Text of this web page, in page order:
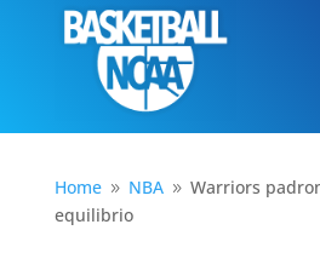
Home 9 NBA 9 Warriors
equilibrio